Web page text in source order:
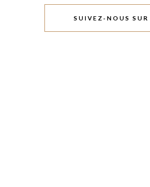
SUIVEZ-NOUS SUR